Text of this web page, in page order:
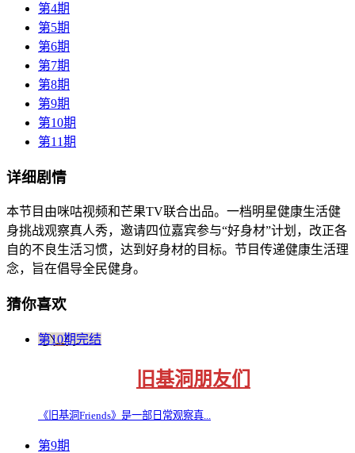
第4期
第5期
第6期
第7期
第8期
第9期
第10期
第11期
详细剧情
本节目由咪咕视频和芒果TV联合出品。一档明星健康生活健
身挑战观察真人秀，邀请四位嘉宾参与“好身材”计划，改正各
自的不良生活习惯，达到好身材的目标。节目传递健康生活理
念，旨在倡导全民健身。
猜你喜欢
第10期完结
旧基洞朋友们
《旧基洞Friends》是一部日常观察真...
第9期